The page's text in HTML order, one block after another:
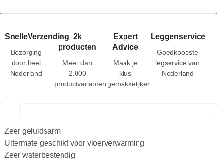
SnelleVerzending
Bezorging
door heel
Nederland
2k
producten
Meer dan
2.000
productvarianten
Expert
Advice
Maak je
klus
gemakkelijker
Leggenservice
Goedkoopste
legservice van
Nederland
Zeer geluidsarm
Uitermate geschikt voor vloerverwarming
Zeer waterbestendig